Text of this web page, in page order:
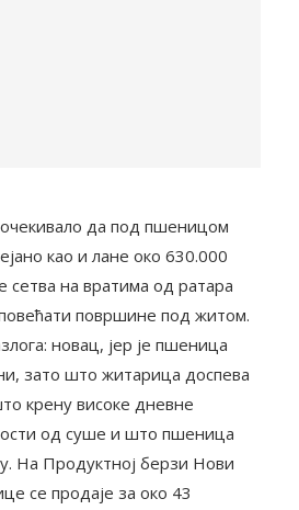
да под пшеницом
као и лане око 630.000
сетва на вратима од ратара
површине под житом.
новац, јер је пшеница
зато што житарица доспева
крену високе дневне
од суше и што пшеница
На Продуктној берзи Нови
се продаје за око 43